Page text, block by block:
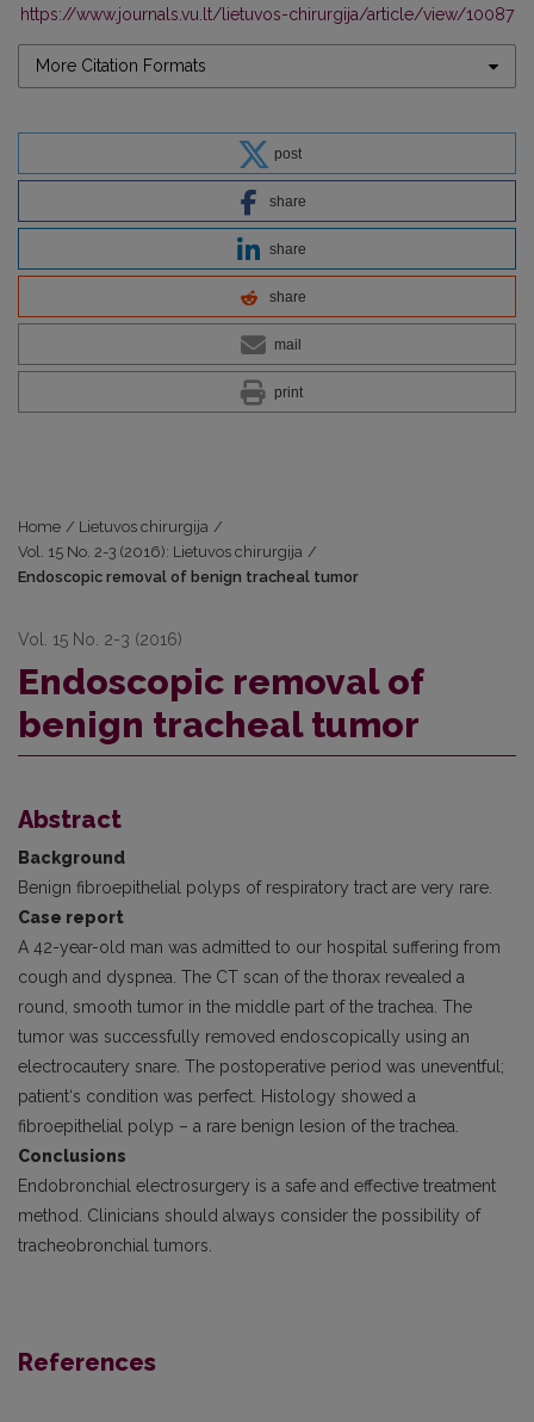
https://www.journals.vu.lt/lietuvos-chirurgija/article/view/10087
More Citation Formats
post
share
share
share
mail
print
Home / Lietuvos chirurgija /
Vol. 15 No. 2-3 (2016): Lietuvos chirurgija /
Endoscopic removal of benign tracheal tumor
Vol. 15 No. 2-3 (2016)
Endoscopic removal of
benign tracheal tumor
Abstract
Background
Benign fibroepithelial polyps of respiratory tract are very rare.
Case report
A 42-year-old man was admitted to our hospital suffering from
cough and dyspnea. The CT scan of the thorax revealed a
round, smooth tumor in the middle part of the trachea. The
tumor was successfully removed endoscopically using an
electrocautery snare. The postoperative period was uneventful;
patient‘s condition was perfect. Histology showed a
fibroepithelial polyp – a rare benign lesion of the trachea.
Conclusions
Endobronchial electrosurgery is a safe and effective treatment
method. Clinicians should always consider the possibility of
tracheobronchial tumors.
References